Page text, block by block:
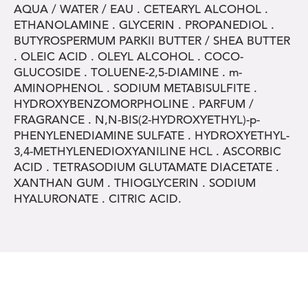
AQUA / WATER / EAU . CETEARYL ALCOHOL .
ETHANOLAMINE . GLYCERIN . PROPANEDIOL .
BUTYROSPERMUM PARKII BUTTER / SHEA BUTTER
. OLEIC ACID . OLEYL ALCOHOL . COCO-
GLUCOSIDE . TOLUENE-2,5-DIAMINE . m-
AMINOPHENOL . SODIUM METABISULFITE .
HYDROXYBENZOMORPHOLINE . PARFUM /
FRAGRANCE . N,N-BIS(2-HYDROXYETHYL)-p-
PHENYLENEDIAMINE SULFATE . HYDROXYETHYL-
3,4-METHYLENEDIOXYANILINE HCL . ASCORBIC
ACID . TETRASODIUM GLUTAMATE DIACETATE .
XANTHAN GUM . THIOGLYCERIN . SODIUM
HYALURONATE . CITRIC ACID.